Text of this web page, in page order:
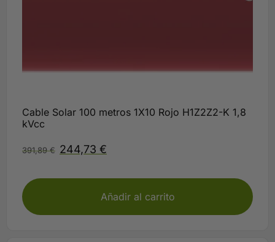
Cable Solar 100 metros 1X10 Rojo H1Z2Z2-K 1,8
kVcc
391,89€ 244,73 €
Añadir al carrito